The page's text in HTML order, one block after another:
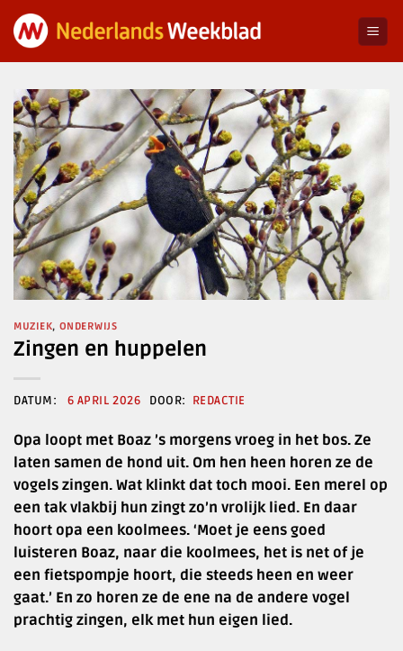
naar
MUZIEK, ONDERWIJS
Zingen en huppelen
6 APRIL 2026 REDACTIE
Opa loopt met Boaz ’s morgens vroeg in het bos. Ze
laten samen de hond uit. Om hen heen horen ze de
vogels zingen. Wat klinkt dat toch mooi. Een merel op
een tak vlakbij hun zingt zo’n vrolijk lied. En daar
hoort opa een koolmees. ‘Moet je eens goed
luisteren Boaz, naar die koolmees, het is net of je
een fietspompje hoort, die steeds heen en weer
gaat.’ En zo horen ze de ene na de andere vogel
prachtig zingen, elk met hun eigen lied.